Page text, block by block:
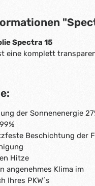
Spectra 15
eine komplett
der Sonnenenergie
Beschichtung der
Hitze
angenehmes Klima im
Ihres PKW´s